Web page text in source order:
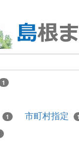
1
1 市町村指定